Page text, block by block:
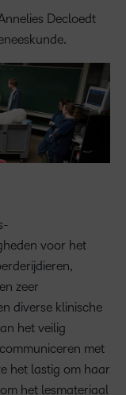
Decloedt
voor het
zeer
diverse klinische
het veilig
met
het lastig om haar
het lesmateriaal